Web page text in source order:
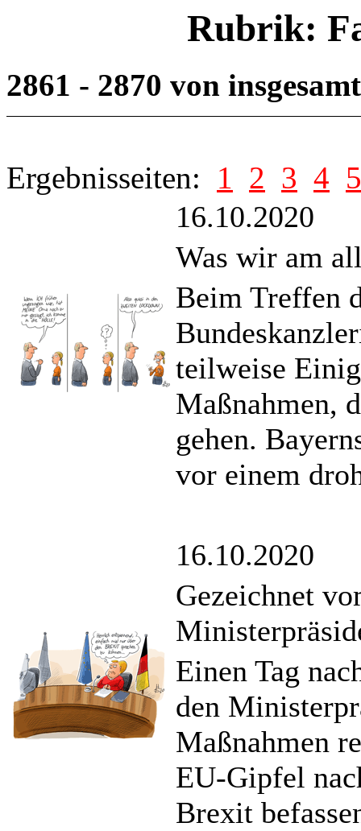
Rubrik:
2861 - 2870 von
Ergebnisseiten: 1 2 3 4 5
16.10.2020
Was wir am
Beim Treffen
teilweise
Maßnahmen,
gehen.
vor einem
16.10.2020
Gezeichnet
Einen Tag
den
Maßnahmen
EU-Gipfel
Brexit